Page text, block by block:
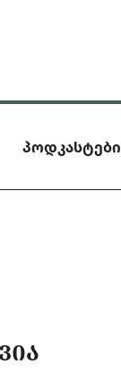
პოდკასტები